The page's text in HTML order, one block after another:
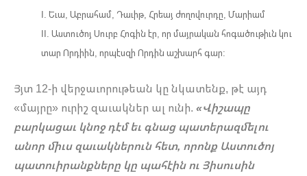
Եւա, Աբրահամ, Դաւիթ, Հրեայ ժողովուրդը, Մարիամ
Աստուծոյ Սուրբ Հոգին էր, որ մայրական հոգածութիւն կու
տար Որդիին, որպէսզի Որդին աշխարհ գար:
Յյտ 12-ի վերջաւորութեան կը նկատենք, թէ այդ
«մայրը» ուրիշ զաւակներ ալ ունի. «Վիշապը
բարկացաւ կնոջ դէմ եւ գնաց պատերազմելու
անոր միւս զաւակներուն հետ, որոնք Աստուծոյ
պատուիրանքները կը պահէին ու Յիսուսին